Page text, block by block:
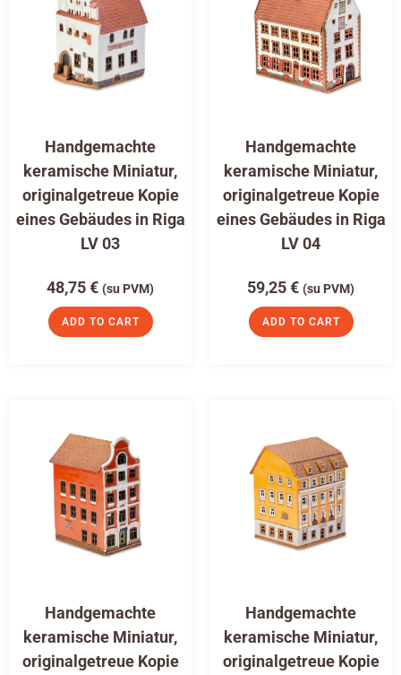
Handgemachte
keramische Miniatur,
originalgetreue Kopie
eines Gebäudes in Riga
LV 03
48,75€ (su PVM)
ADD TO CART
Handgemachte
keramische Miniatur,
originalgetreue Kopie
eines Gebäudes in Riga
LV 04
59,25€ (su PVM)
ADD TO CART
Handgemachte
keramische Miniatur,
originalgetreue Kopie
Handgemachte
keramische Miniatur,
originalgetreue Kopie